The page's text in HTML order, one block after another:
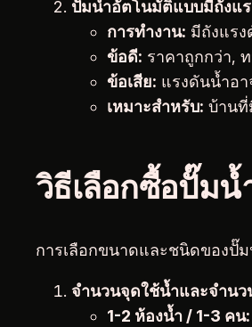
ปั๊มน้ำอัตโนมัติแบบมีถังแ
การทำงาน: มีถังแร
ข้อดี: ราคาถูกกว่า,
ข้อเสีย: แรงดันน้ำอ
เหมาะสำหรับ: บ้านที่
วิธีเลือกซื้อปั๊ม
การเลือกขนาดและชนิดของปั๊
จำนวนจุดใช้น้ำและจำนว
1-2 ห้องน้ำ / 1-3 คน: